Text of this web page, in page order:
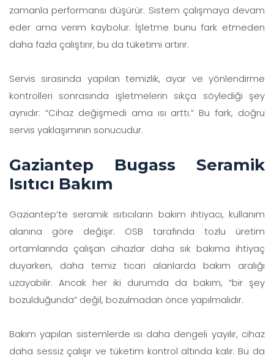
zamanla performansı düşürür. Sistem çalışmaya devam
eder ama verim kaybolur. İşletme bunu fark etmeden
daha fazla çalıştırır, bu da tüketimi artırır.
Servis sırasında yapılan temizlik, ayar ve yönlendirme
kontrolleri sonrasında işletmelerin sıkça söylediği şey
aynıdır: “Cihaz değişmedi ama ısı arttı.” Bu fark, doğru
servis yaklaşımının sonucudur.
Gaziantep Bugass Seramik
Isıtıcı Bakım
Gaziantep’te seramik ısıtıcıların bakım ihtiyacı, kullanım
alanına göre değişir. OSB tarafında tozlu üretim
ortamlarında çalışan cihazlar daha sık bakıma ihtiyaç
duyarken, daha temiz ticari alanlarda bakım aralığı
uzayabilir. Ancak her iki durumda da bakım, “bir şey
bozulduğunda” değil, bozulmadan önce yapılmalıdır.
Bakım yapılan sistemlerde ısı daha dengeli yayılır, cihaz
daha sessiz çalışır ve tüketim kontrol altında kalır. Bu da